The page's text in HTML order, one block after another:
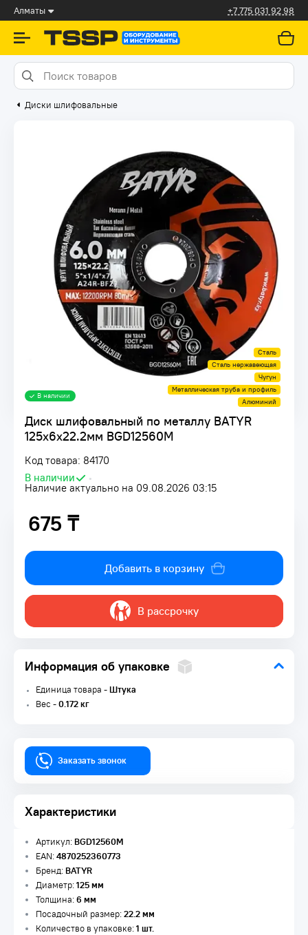
Алматы +7 775 031 92 98
Диски шлифовальные
Диск шлифовальный по металлу BATYR
125x6x22.2мм BGD12560M
Код товара: 84170
В наличии
•
Наличие актуально на 09.08.2026 03:15
В наличии
Сталь
Сталь нержавеющая
Чугун
Металлическая труба и профиль
Алюминий
675 ₸
675 ₸
Добавить в корзину
В рассрочку
Информация об упаковке
Единица товара -Штука
Вес -0.172 кг
Заказать звонок
Характеристики
Артикул:BGD12560M
EAN:4870252360773
Бренд:BATYR
Диаметр:125 мм
Толщина:6 мм
Посадочный размер:22.2 мм
Количество в упаковке:1 шт.